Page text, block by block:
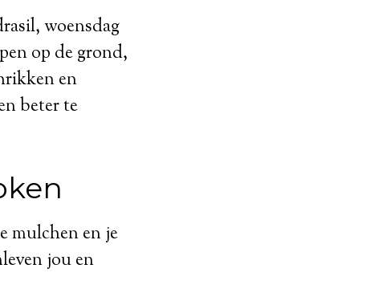
woensdag
op de grond,
en
beter te
mulchen en je
jou en